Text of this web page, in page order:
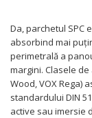
Da, parchetul SPC
absorbind mai
perimetrală a
margini. Clasele
Wood, VOX Rega)
standardului DIN
active sau imersie